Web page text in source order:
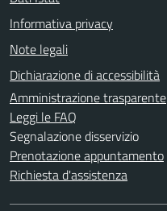
Informativa privacy
Note legali
Dichiarazione di accessibilità
Amministrazione trasparente
Leggi le FAQ
Segnalazione disservizio
Prenotazione appuntamento
Richiesta d'assistenza